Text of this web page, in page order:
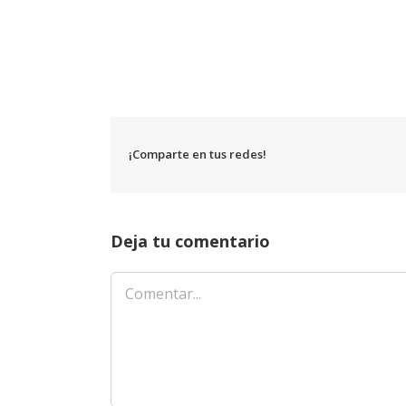
¡Comparte en tus redes!
Deja tu comentario
Comentar